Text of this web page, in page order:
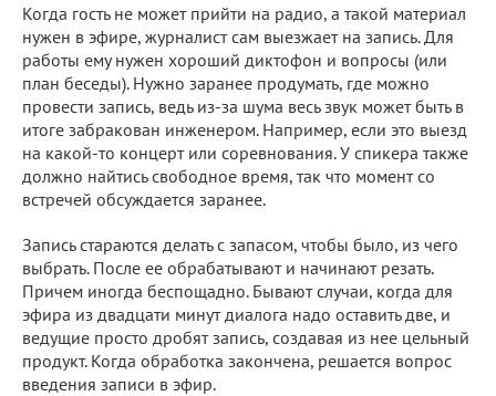
Когда гость не может прийти на радио, а такой материал
нужен в эфире, журналист сам выезжает на запись. Для
работы ему нужен хороший диктофон и вопросы (или
план беседы). Нужно заранее продумать, где можно
провести запись, ведь из-за шума весь звук может быть в
итоге забракован инженером. Например, если это выезд
на какой-то концерт или соревнования. У спикера также
должно найтись свободное время, так что момент со
встречей обсуждается заранее.
Запись стараются делать с запасом, чтобы было, из чего
выбрать. После ее обрабатывают и начинают резать.
Причем иногда беспощадно. Бывают случаи, когда для
эфира из двадцати минут диалога надо оставить две, и
ведущие просто дробят запись, создавая из нее цельный
продукт. Когда обработка закончена, решается вопрос
введения записи в эфир.